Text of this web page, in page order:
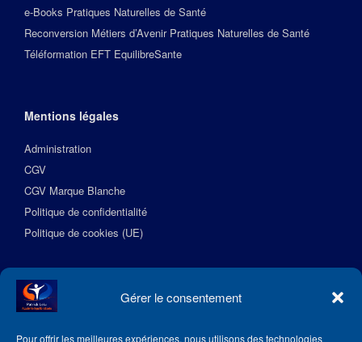
Gérer le consentement
Pour offrir les meilleures expériences, nous utilisons des technologies
e-Books Pratiques Naturelles de Santé
Reconversion Métiers d’Avenir Pratiques Naturelles de Santé
Téléformation EFT EquilibreSante
Mentions légales
Administration
CGV
CGV Marque Blanche
Politique de confidentialité
Politique de cookies (UE)
Suivez l’Académie EquilibreSante